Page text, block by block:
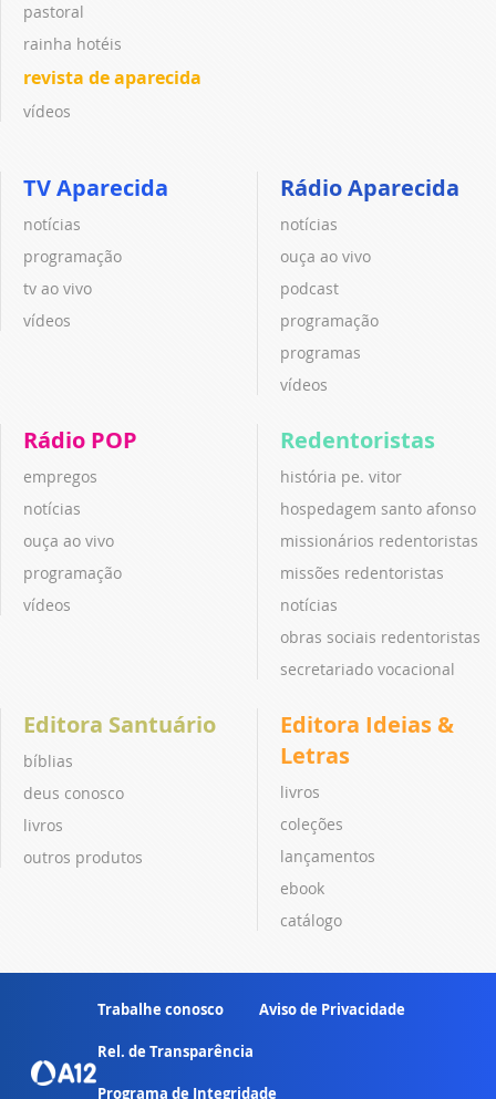
pastoral
rainha hotéis
revista de aparecida
vídeos
TV Aparecida
notícias
programação
tv ao vivo
vídeos
Rádio Aparecida
notícias
ouça ao vivo
podcast
programação
programas
vídeos
Rádio POP
empregos
notícias
ouça ao vivo
programação
vídeos
Redentoristas
história pe. vitor
hospedagem santo afonso
missionários redentoristas
missões redentoristas
notícias
obras sociais redentoristas
secretariado vocacional
Editora Santuário
bíblias
deus conosco
livros
outros produtos
Editora Ideias &
Letras
livros
coleções
lançamentos
ebook
catálogo
Trabalhe conosco Aviso de Privacidade
Rel. de Transparência
Programa de Integridade